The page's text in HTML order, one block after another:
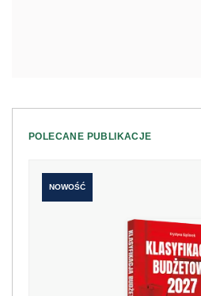
POLECANE PUBLIKACJE
NOWOŚĆ